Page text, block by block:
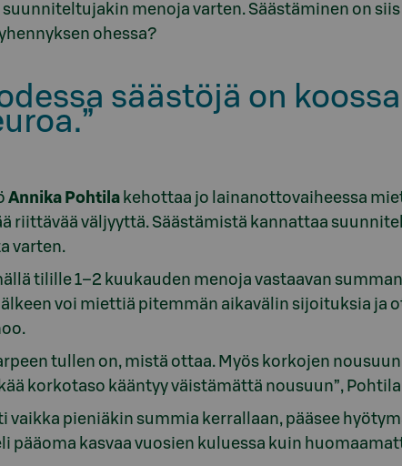
menoja varten. Säästäminen on
ohessa?
säästöjä on
Annika Pohtila kehottaa jo lainanottovaiheessa
riittävää väljyyttä. Säästämistä kannattaa
varten.
tilille 1–2 kuukauden menoja vastaavan
voi miettiä pitemmän aikavälin sijoituksia ja
tullen on, mistä ottaa. Myös korkojen
korkotaso kääntyy väistämättä nousuun”,
vaikka pieniäkin summia kerrallaan, pääsee
pääoma kasvaa vuosien kuluessa kuin